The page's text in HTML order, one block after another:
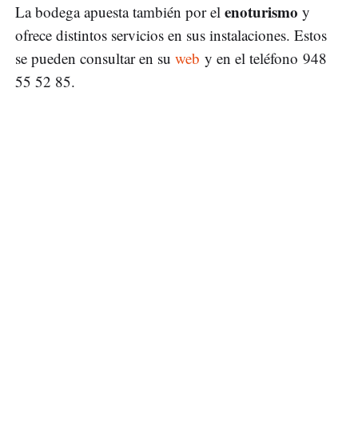
La bodega apuesta también por el enoturismo y
ofrece distintos servicios en sus instalaciones. Estos
se pueden consultar en su web y en el teléfono 948
55 52 85.